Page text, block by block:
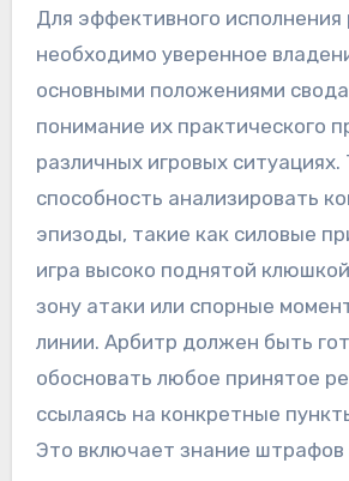
Для эффективного исполнения
необходимо уверенное
основными положениями
понимание их практического
различных игровых ситуациях.
способность анализировать
эпизоды, такие как силовые
игра высоко поднятой
зону атаки или спорные
линии. Арбитр должен быть
обосновать любое принятое
ссылаясь на конкретные
Это включает знание штрафов